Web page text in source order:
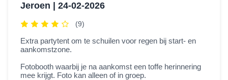
Jeroen | 24-02-2026
(9)
Extra partytent om te schuilen voor regen bij start- en
aankomstzone.
Fotobooth waarbij je na aankomst een toffe herinnering
mee krijgt. Foto kan alleen of in groep.